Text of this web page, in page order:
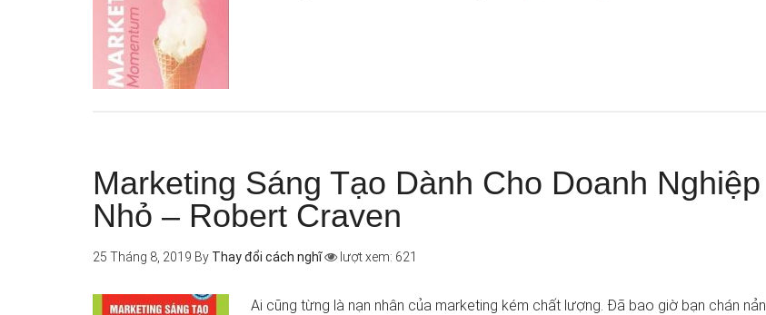
Marketing Sáng Tạo Dành Cho Doanh Nghiệp
Nhỏ – Robert Craven
25 Tháng 8, 2019 By Thay đổi cách nghĩ lượt xem: 621
Ai cũng từng là nạn nhân của marketing kém chất lượng. Đã bao giờ bạn chán nản